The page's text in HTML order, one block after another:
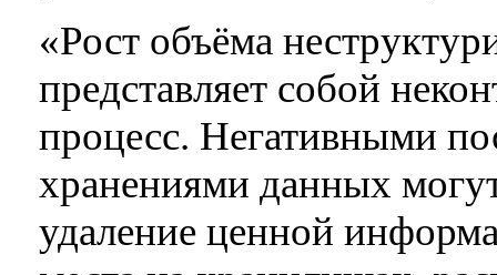
«Рост объёма
представляет собой
процесс. Негативными
хранениями данных
удаление ценной